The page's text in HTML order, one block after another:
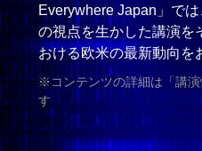
Everywhere Japan」で
の視点を生かした講演を
おける欧米の最新動向を
※コンテンツの詳細は「講
す